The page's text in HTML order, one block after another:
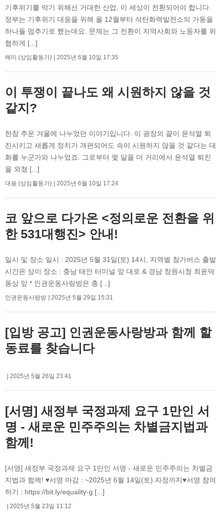
기후위기를 막기 위해선 거대한 산업, 이 세상이 전환되어야 합니다.
정부는 기후위기 대응을 위해 올 12월부터 석탄화력발전소의 가동을
하나둘 멈추기로 했는데요. 문제는 그 전환이 지역사회와 노동자를 위
협하게 [...]
해미 (상임활동가) 2025년 6월 10일 17:35
이 투쟁이 끝나도 왜 시원하지 않을 것
같지?
한참 추운 겨울에 나누었던 이야기입니다. 이 광장의 끝이 윤석열 퇴
진시키고 새롭게 정치가 개편되어도 속이 시원하지 않을 것 같다는 대
화를 누군가와 나누었죠. 그로부터 몇 달을 더 거리에서 윤석열 퇴진
을 외쳤 [...]
대용 (상임활동가) 2025년 6월 10일 17:24
코 앞으로 다가온 <정의로운 전환을 위
한 531대행진> 안내!
​일시 및 장소 일시 : 2025년 5월 31일(토) 14시, 지역별 참가버스 출발
시간은 상이 장소 : 충남 태안 터미널 앞 대로 & 경남 창원시청 최윤덕
동상 앞 * 인권운동사랑방은 충 [...]
인권운동사랑방 2025년 5월 29일 15:31
[입방 공고] 인권운동사랑방과 함께 할
동료를 찾습니다
2025년 5월 26일 23:41
[서명] 새정부 국정과제 요구 1만인 서
명 - 새로운 민주주의는 차별금지법과
함께!
[서명] 새정부 국정과제 요구 1만인 서명 - 새로운 민주주의는 차별금
지법과 함께! ♥서명 마감 : ~2025년 6월 14일(토) 자정까지♥서명 참여
하기 : https://bit.ly/equality-g [...]
2025년 5월 23일 11:12